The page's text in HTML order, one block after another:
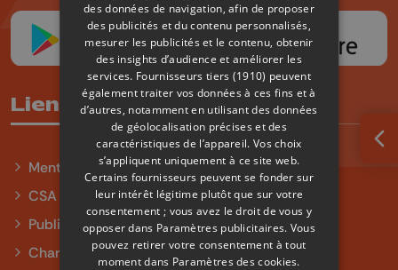
Liens utiles
Mentions légales
CSA
Publicité
Charte sur l'égalité et la diversité
des données de navigation, afin de proposer
des publicités et du contenu personnalisés,
mesurer les publicités et le contenu, obtenir
des insights d’audience et améliorer les
services. Fournisseurs tiers (1910) peuvent
également traiter vos données à ces fins et à
d’autres, notamment en utilisant des données
de géolocalisation précises et des
caractéristiques de l’appareil. Vos choix
s’appliquent uniquement à ce site web.
Certains fournisseurs peuvent se fonder sur
leur intérêt légitime plutôt que sur votre
consentement ; vous avez le droit de vous y
opposer dans Paramètres publicitaires. Vous
pouvez retirer votre consentement à tout
moment dans Paramètres des cookies.